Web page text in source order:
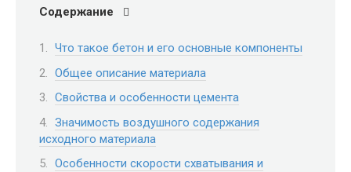
Содержание
Что такое бетон и его основные компоненты
Общее описание материала
Свойства и особенности цемента
Значимость воздушного содержания
исходного материала
Особенности скорости схватывания и